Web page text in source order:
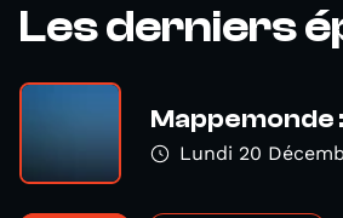
Les derniers
Mappemonde
Lundi 20